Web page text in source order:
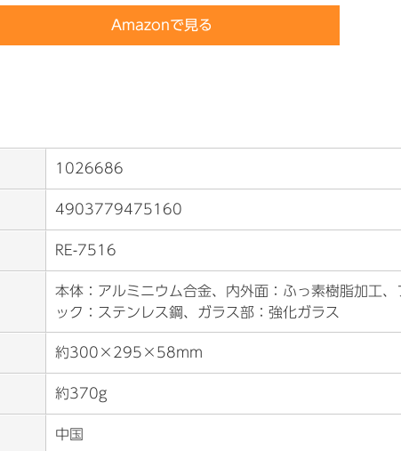
Amazonで見る
1026686
4903779475160
RE-7516
本体：アルミニウム合金、内外面：ふっ素樹脂加工、
ック：ステンレス鋼、ガラス部：強化ガラス
約300×295×58mm
約370g
中国